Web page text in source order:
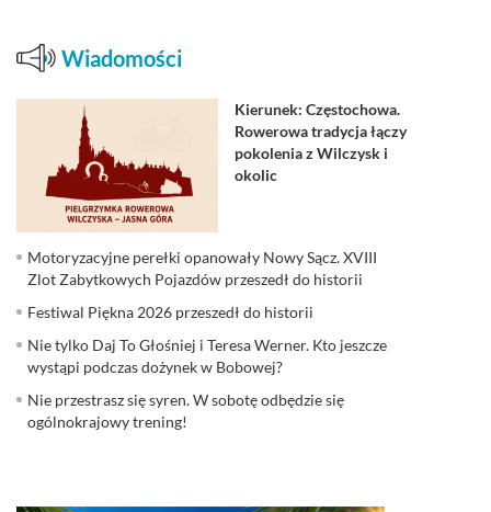
Wiadomości
Kierunek: Częstochowa.
Rowerowa tradycja łączy
pokolenia z Wilczysk i
okolic
Motoryzacyjne perełki opanowały Nowy Sącz. XVIII
Zlot Zabytkowych Pojazdów przeszedł do historii
Festiwal Piękna 2026 przeszedł do historii
Nie tylko Daj To Głośniej i Teresa Werner. Kto jeszcze
wystąpi podczas dożynek w Bobowej?
Nie przestrasz się syren. W sobotę odbędzie się
ogólnokrajowy trening!